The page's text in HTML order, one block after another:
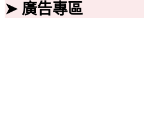
➤ 廣告專區